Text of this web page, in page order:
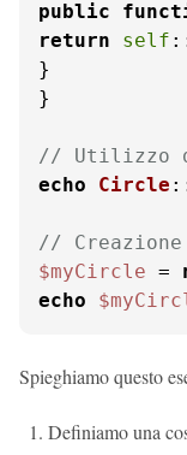
public
return
self
}
}
// Utilizzo
echo
Circle
//
$myCircle =
echo
Spieghiamo questo
Definiamo una